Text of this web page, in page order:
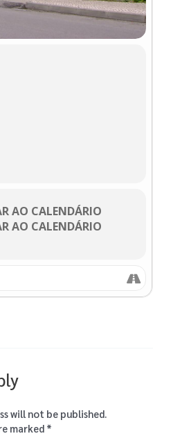
AO CALENDÁRIO
AO CALENDÁRIO
will not be published.
marked *